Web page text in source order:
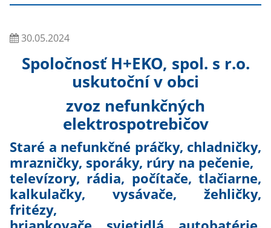
30.05.2024
Spoločnosť H+EKO, spol. s r.o.
uskutoční v obci
zvoz nefunkčných
elektrospotrebičov
Staré a nefunkčné práčky, chladničky,
mrazničky, sporáky, rúry na pečenie,
televízory, rádia, počítače, tlačiarne,
kalkulačky, vysávače, žehličky,
fritézy,